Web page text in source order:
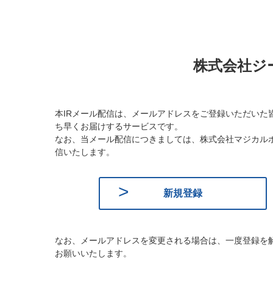
株式会社ジ
本IRメール配信は、メールアドレスをご登録いただい
ち早くお届けするサービスです。
なお、当メール配信につきましては、株式会社マジカ
信いたします。
新規登録
なお、メールアドレスを変更される場合は、一度登録
お願いいたします。